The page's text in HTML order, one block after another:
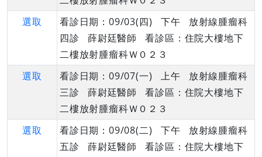
選取
看診日期：09/03(四) 下午 放射線腫瘤科
四診 薛尉廷醫師 看診區：住院大樓地下
二樓放射腫瘤科Ｗ０２３
選取
看診日期：09/07(一) 上午 放射線腫瘤科
三診 薛尉廷醫師 看診區：住院大樓地下
二樓放射腫瘤科Ｗ０２３
選取
看診日期：09/08(二) 下午 放射線腫瘤科
五診 薛尉廷醫師 看診區：住院大樓地下